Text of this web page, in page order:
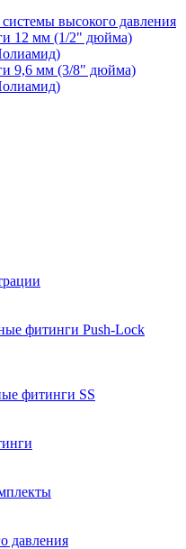
высокого давления
12 мм (1/2" дюйма)
9,6 мм (3/8" дюйма)
фитинги Push-Lock
фитинги SS
давления